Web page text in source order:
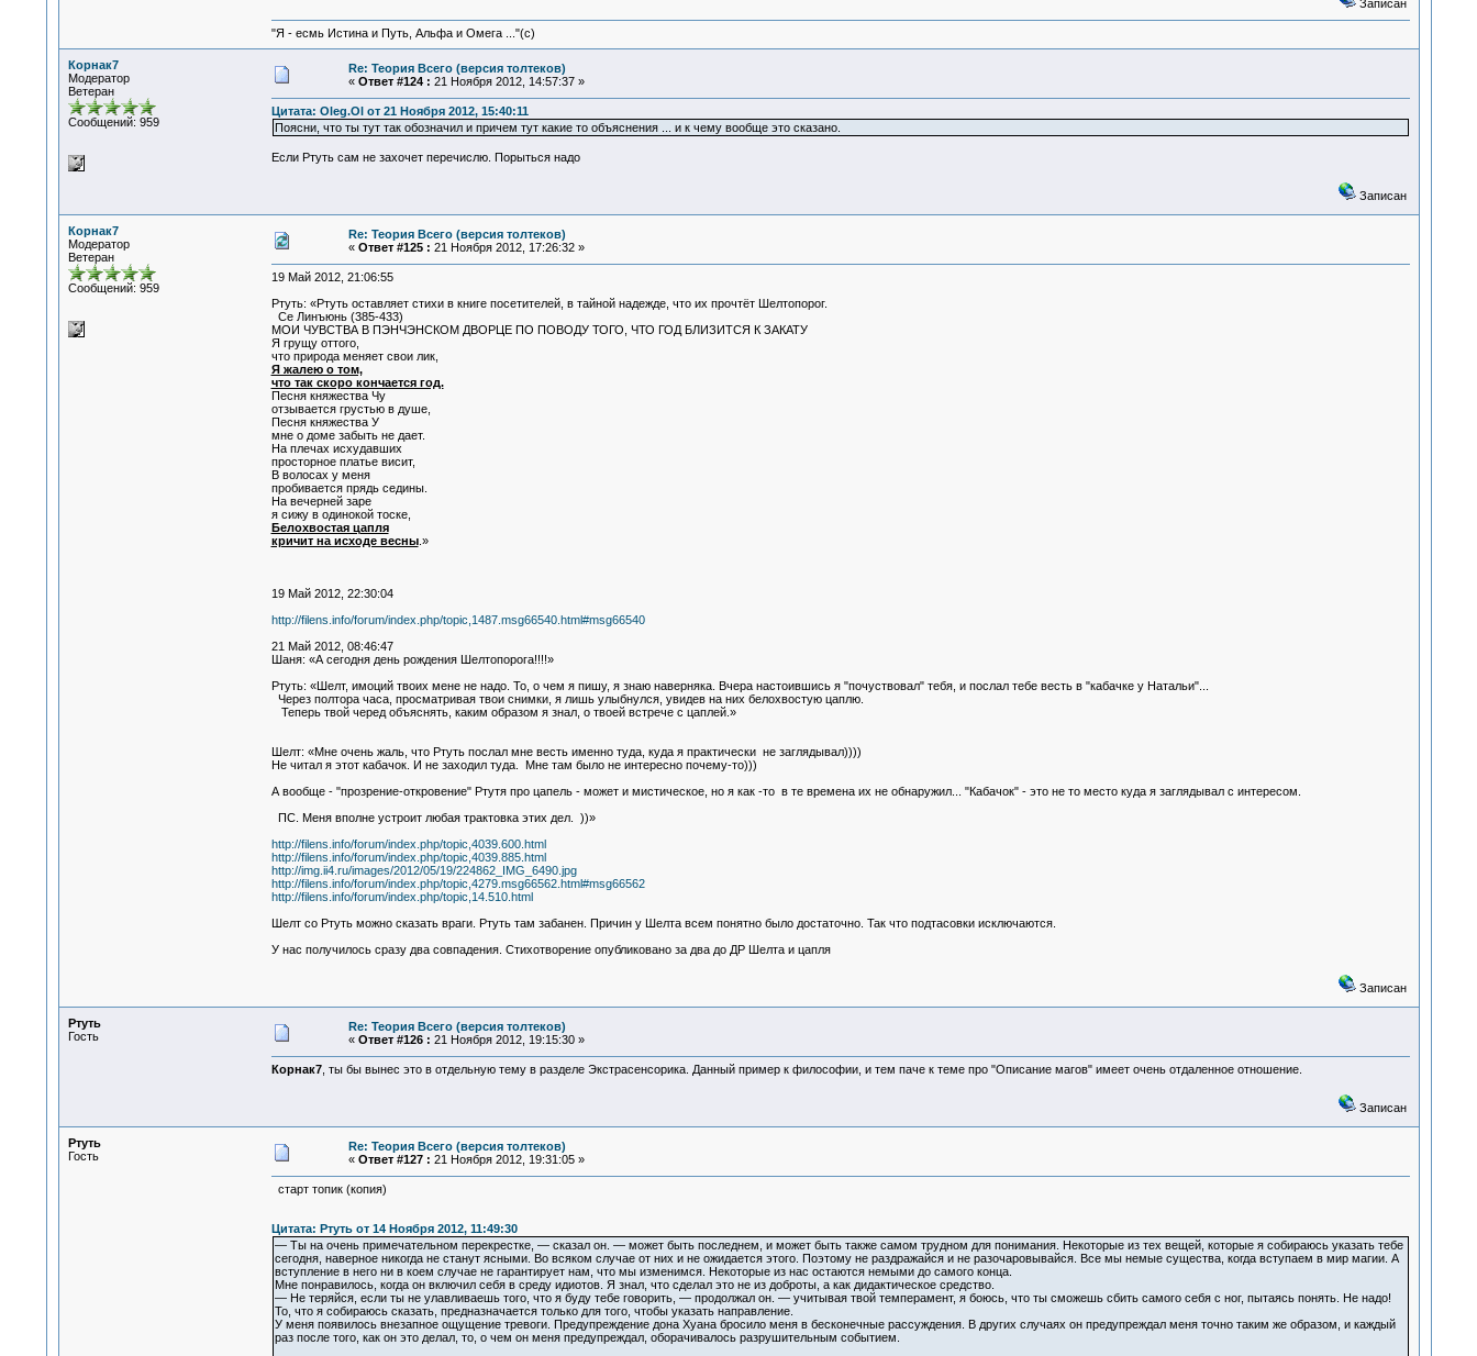
Записан
"Я - есмь Истина и Путь, Альфа и Омега ..."(с)
Корнак7
Модератор
Ветеран
Сообщений: 959
Re: Теория Всего (версия толтеков)
« Ответ #124 : 21 Ноября 2012, 14:57:37 »
Цитата: Oleg.Ol от 21 Ноября 2012, 15:40:11
Поясни, что ты тут так обозначил и причем тут какие то объяснения ... и к чему вообще это сказано.
Если Ртуть сам не захочет перечислю. Порыться надо
Записан
Корнак7
Модератор
Ветеран
Сообщений: 959
Re: Теория Всего (версия толтеков)
« Ответ #125 : 21 Ноября 2012, 17:26:32 »
19 Май 2012, 21:06:55
Ртуть: «Ртуть оставляет стихи в книге посетителей, в тайной надежде, что их прочтёт Шелтопорог.
Се Линъюнь (385-433)
МОИ ЧУВСТВА В ПЭНЧЭНСКОМ ДВОРЦЕ ПО ПОВОДУ ТОГО, ЧТО ГОД БЛИЗИТСЯ К ЗАКАТУ
Я грущу оттого,
что природа меняет свои лик,
Я жалею о том,
что так скоро кончается год.
Песня княжества Чу
отзывается грустью в душе,
Песня княжества У
мне о доме забыть не дает.
На плечах исхудавших
просторное платье висит,
В волосах у меня
пробивается прядь седины.
На вечерней заре
я сижу в одинокой тоске,
Белохвостая цапля
кричит на исходе весны.»
19 Май 2012, 22:30:04
http://filens.info/forum/index.php/topic,1487.msg66540.html#msg66540
21 Май 2012, 08:46:47
Шаня: «А сегодня день рождения Шелтопорога!!!!»
Ртуть: «Шелт, имоций твоих мене не надо. То, о чем я пишу, я знаю наверняка. Вчера настоившись я "почуствовал" тебя, и послал тебе весть в "кабачке у Натальи"...
Через полтора часа, просматривая твои снимки, я лишь улыбнулся, увидев на них белохвостую цаплю.
Теперь твой черед объяснять, каким образом я знал, о твоей встрече с цаплей.»
Шелт: «Мне очень жаль, что Ртуть послал мне весть именно туда, куда я практически не заглядывал))))
Не читал я этот кабачок. И не заходил туда. Мне там было не интересно почему-то)))
А вообще - "прозрение-откровение" Ртутя про цапель - может и мистическое, но я как -то в те времена их не обнаружил... "Кабачок" - это не то место куда я заглядывал с интересом.
ПС. Меня вполне устроит любая трактовка этих дел. ))»
http://filens.info/forum/index.php/topic,4039.600.html
http://filens.info/forum/index.php/topic,4039.885.html
http://img.ii4.ru/images/2012/05/19/224862_IMG_6490.jpg
http://filens.info/forum/index.php/topic,4279.msg66562.html#msg66562
http://filens.info/forum/index.php/topic,14.510.html
Шелт со Ртуть можно сказать враги. Ртуть там забанен. Причин у Шелта всем понятно было достаточно. Так что подтасовки исключаются.
У нас получилось сразу два совпадения. Стихотворение опубликовано за два до ДР Шелта и цапля
Записан
Ртуть
Гость
Re: Теория Всего (версия толтеков)
« Ответ #126 : 21 Ноября 2012, 19:15:30 »
Корнак7, ты бы вынес это в отдельную тему в разделе Экстрасенсорика. Данный пример к философии, и тем паче к теме про "Описание магов" имеет очень отдаленное отношение.
Записан
Ртуть
Гость
Re: Теория Всего (версия толтеков)
« Ответ #127 : 21 Ноября 2012, 19:31:05 »
старт топик (копия)
Цитата: Ртуть от 14 Ноября 2012, 11:49:30
— Ты на очень примечательном перекрестке, — сказал он. — может быть последнем, и может быть также самом трудном для понимания. Некоторые из тех вещей, которые я собираюсь указать тебе
сегодня, наверное никогда не станут ясными. Во всяком случае от них и не ожидается этого. Поэтому не раздражайся и не разочаровывайся. Все мы немые существа, когда вступаем в мир магии. А
вступление в него ни в коем случае не гарантирует нам, что мы изменимся. Некоторые из нас остаются немыми до самого конца.
Мне понравилось, когда он включил себя в среду идиотов. Я знал, что сделал это не из доброты, а как дидактическое средство.
— Не теряйся, если ты не улавливаешь того, что я буду тебе говорить, — продолжал он. — учитывая твой темперамент, я боюсь, что ты сможешь сбить самого себя с ног, пытаясь понять. Не надо!
То, что я собираюсь сказать, предназначается только для того, чтобы указать направление.
У меня появилось внезапное ощущение тревоги. Предупреждение дона Хуана бросило меня в бесконечные рассуждения. В других случаях он предупреждал меня точно таким же образом, и каждый
раз после того, как он это делал, то, о чем он меня предупреждал, оборачивалось разрушительным событием.